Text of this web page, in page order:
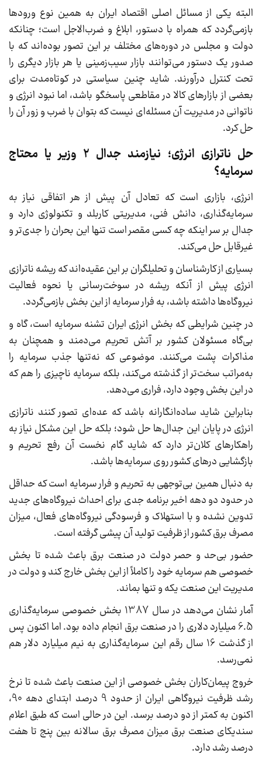
البته یکی از مسائل اصلی اقتصاد ایران به همین نوع ورودها
بازمی‌گردد که همراه با دستور، ابلاغ و ضرب‌الاجل است؛ چنانکه
دولت‌ و مجلس در دوره‌های مختلف بر این تصور بوده‌اند که با
صدور یک دستور می‌توانند بازار سیب‌زمینی یا هر بازار دیگری را
تحت کنترل درآورند. شاید چنین سیاستی در کوتاه‌مدت برای
بعضی از بازارهای کالا در مقاطعی پاسخگو باشد، اما نبود انرژی و
ناتوانی در مدیریت آن مسئله‌ای نیست که بتوان با ضرب و زور آن را
حل کرد.
حل ناترازی انرژی؛ نیازمند جدال 2 وزیر یا محتاج
سرمایه؟
انرژی، بازاری است که تعادل آن پیش از هر اتفاقی نیاز به
سرمایه‌گذاری، دانش فنی، مدیریتی کاربلد و تکنولوژی دارد و
جدال بر سر اینکه چه کسی مقصر است تنها این بحران را جدی‌تر و
غیرقابل حل می‌کند.
بسیاری از کارشناسان و تحلیلگران بر این عقیده‌اند که ریشه ناترازی
انرژی پیش از آنکه ریشه در سوخت‌رسانی یا نحوه فعالیت
نیروگاه‌ها داشته باشد، به فرار سرمایه از این بخش بازمی‌گردد.
در چنین شرایطی که بخش انرژی ایران تشنه سرمایه است، گاه و
بی‌گاه مسئولان کشور بر آتش تحریم می‌دمند و همچنان به
مذاکرات پشت می‌کنند. موضوعی که نه‌تنها جذب سرمایه را
به‌مراتب سخت‌تر از گذشته می‌کند، بلکه سرمایه ناچیزی را هم که
در این بخش وجود دارد، فراری می‌دهد.
بنابراین شاید ساده‌انگارانه باشد که عده‌ای تصور کنند ناترازی
انرژی در پایان این جدال‌ها حل شود؛ بلکه حل این مشکل نیاز به
راهکارهای کلان‌تر دارد که شاید گام نخست آن رفع تحریم و
بازگشایی درهای کشور روی سرمایه‌ها باشد.
به دنبال همین بی‌توجهی به تحریم و فرار سرمایه است که حداقل
در حدود دو دهه اخیر برنامه جدی برای احداث نیروگاه‌های جدید
تدوین نشده و با استهلاک و فرسودگی نیروگاه‌های فعال، میزان
مصرف برق کشور از ظرفیت تولید آن پیشی گرفته است.
حضور بی‌حد و حصر دولت در صنعت برق باعث شده تا بخش
خصوصی هم سرمایه خود را کاملاً از این بخش خارج کند و دولت در
مدیریت این صنعت یکه و تنها بماند.
آمار نشان می‌دهد در سال 1387 بخش خصوصی سرمایه‌گذاری
6.5 میلیارد دلاری را در صنعت برق انجام داده بود. اما اکنون پس
از گذشت 16 سال رقم این سرمایه‌گذاری به نیم میلیارد دلار هم
نمی‌رسد.
خروج پیمان‌کاران بخش خصوصی از این صنعت باعث شده تا نرخ
رشد ظرفیت نیروگاهی ایران از حدود 9 درصد ابتدای دهه 90،
اکنون به کمتر از دو درصد برسد. این در حالی است ‌که طبق اعلام
سندیکای صنعت برق میزان مصرف برق سالانه بین پنج تا هفت
درصد رشد دارد.